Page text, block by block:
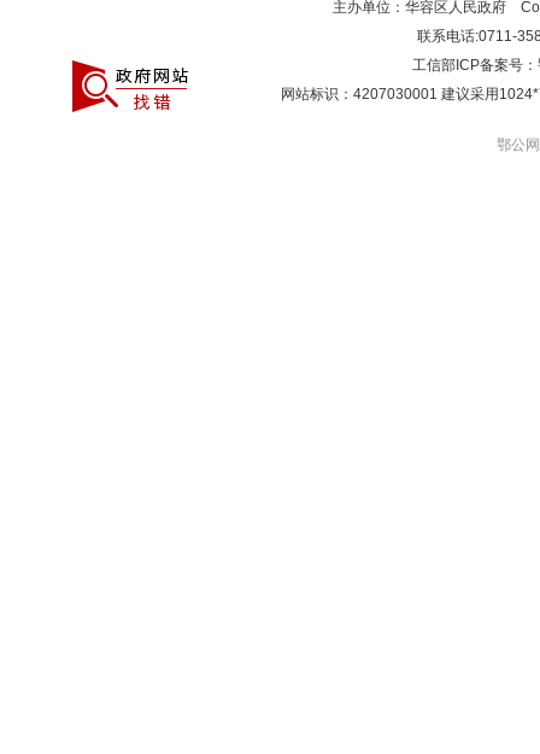
主办单位：华容区人民政府
联系电话:0711-
工信部ICP备案号：
网站标识：4207030001 建议采用
鄂公